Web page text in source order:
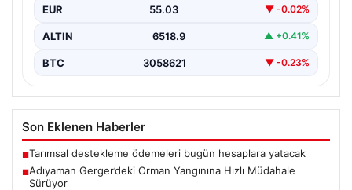
EUR 55.03 ▼ -0.02%
ALTIN 6518.9 ▲ +0.41%
BTC 3058621 ▼ -0.23%
Son Eklenen Haberler
■Tarımsal destekleme ödemeleri bugün hesaplara yatacak
■Adıyaman Gerger’deki Orman Yangınına Hızlı Müdahale
Sürüyor